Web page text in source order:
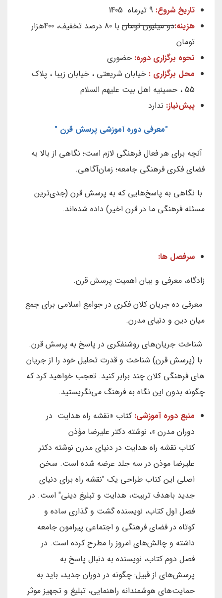
تاریخ شروع:
هزینه:دو میلیون تومان
با 80 درصد تخفیف، 400هزار
تومان
نحوه برگزاری دوره: حضوری
محل برگزاری : خیابان شریعتی ، خیابان زیبا ، پلاک
55 ، حسینیه اهل بیت علیهم السلام
پیش‌نیاز: ندارد
"معرفی دوره آموزشی پرسش قرن "
آنچه برای هر فعال فرهنگی لازم است؛ نگاهی از بالا به
فضای فکری فرهنگی جامعه؛ زمان‌آگاهی.
با نگاهی به پاسخ‌هایی که به پرسش‌ قرن (جدی‌ترین
مسئله فرهنگی ما در قرن اخیر) داده شده‌اند.
سرفصل ها:
زادگاه، معرفی و بیان اهمیت پرسش قرن.
معرفی ده جریان کلان فکری در جوامع اسلامی برای جمع
میان دین و دنیای مدرن.
شناخت جریان‌های روشنفکری در پاسخ به پرسش قرن.
با (پرسش قرن) شناخت و قدرت تحلیل خود را از جریان
های فرهنگی کلان چند برابر کنید. تعجب خواهید کرد که
چگونه بدون این نگاه به فرهنگ می‌نگریستید.
منبع دوره آموزشی: کتاب «نقشه راه هدایت در
دوران مدرن »، نوشته دکتر علیرضا مؤذن
کتاب نقشه راه هدایت در دنیای مدرن نوشته دکتر
علیرضا موذن در سه جلد عرضه شده است. سخن
اصلی این کتاب طراحی یک "نقشه راه برای دنیای
جدید باهدف تربیت، هدایت و تبلیغ دینی" است. در
فصل اول کتاب، نویسنده گشت و گذاری ساده و
کوتاه در فضای فرهنگی و اجتماعی پیرامون جامعه
داشته و چالش‌های امروز را مطرح کرده است. در
فصل دوم کتاب، نویسنده به دنبال پاسخ به
پرسش‌های از قبیل: چگونه در دوران جدید، باید به
حمایت‌های هوشمندانه راهنمایی، تبلیغ و تجهیز موثر